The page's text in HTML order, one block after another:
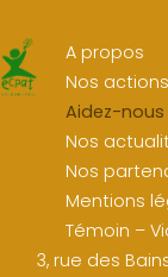
A propos
Nos actions
Aidez-nous
Nos
Nos
Mentions
Témoin –
3, rue des